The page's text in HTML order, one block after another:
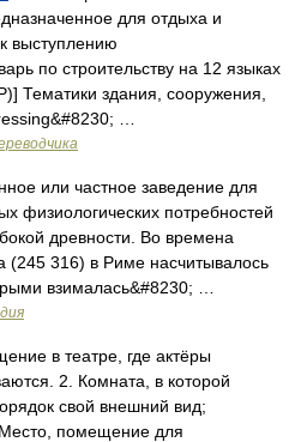
для отдыха и
выступлению
по строительству на 12 языках
Тематики здания, сооружения,
…
или частное заведение для
физиологических потребностей
древности. Во времена
(245 316) в Риме насчитывалось
взималась&#8230; …
в театре, где актёры
2. Комната, в которой
свой внешний вид;
помещение для